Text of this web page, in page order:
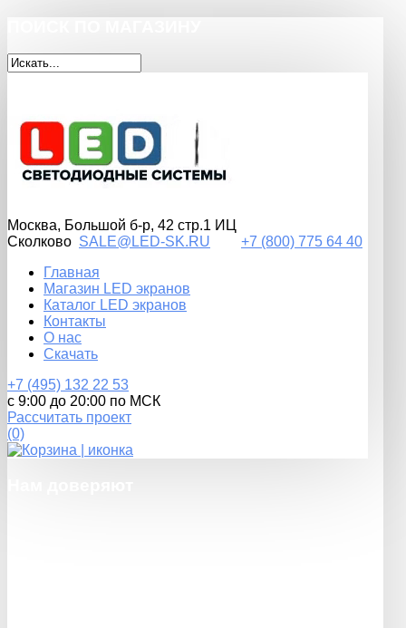
Москва, Большой б-р, 42 стр.1 ИЦ
Сколково SALE@LED-SK.RU +7 (800) 775 64 40
Главная
Магазин LED экранов
Каталог LED экранов
Контакты
О нас
Скачать
+7 (495) 132 22 53
с 9:00 до 20:00 по МСК
Рассчитать проект
(0)